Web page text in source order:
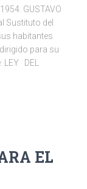
GUSTAVO
Sustituto del
habitantes
para su
DEL
EL